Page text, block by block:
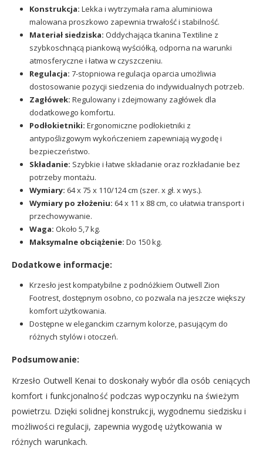
Konstrukcja: Lekka i wytrzymała rama aluminiowa
malowana proszkowo zapewnia trwałość i stabilność.
Materiał siedziska: Oddychająca tkanina Textiline z
szybkoschnącą piankową wyściółką, odporna na warunki
atmosferyczne i łatwa w czyszczeniu.
Regulacja: 7-stopniowa regulacja oparcia umożliwia
dostosowanie pozycji siedzenia do indywidualnych potrzeb.
Zagłówek: Regulowany i zdejmowany zagłówek dla
dodatkowego komfortu.
Podłokietniki: Ergonomiczne podłokietniki z
antypoślizgowym wykończeniem zapewniają wygodę i
bezpieczeństwo.
Składanie: Szybkie i łatwe składanie oraz rozkładanie bez
potrzeby montażu.
Wymiary: 64 x 75 x 110/124 cm (szer. x gł. x wys.).
Wymiary po złożeniu: 64 x 11 x 88 cm, co ułatwia transport i
przechowywanie.
Waga: Około 5,7 kg.
Maksymalne obciążenie: Do 150 kg.
Dodatkowe informacje:
Krzesło jest kompatybilne z podnóżkiem Outwell Zion
Footrest, dostępnym osobno, co pozwala na jeszcze większy
komfort użytkowania.
Dostępne w eleganckim czarnym kolorze, pasującym do
różnych stylów i otoczeń.
Podsumowanie:
Krzesło Outwell Kenai to doskonały wybór dla osób ceniących
komfort i funkcjonalność podczas wypoczynku na świeżym
powietrzu. Dzięki solidnej konstrukcji, wygodnemu siedzisku i
możliwości regulacji, zapewnia wygodę użytkowania w
różnych warunkach.